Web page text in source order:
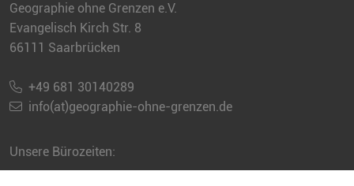
Geographie ohne Grenzen e.V.
Evangelisch Kirch Str. 8
66111 Saarbrücken
+49 681 30140289
info(at)geographie-ohne-grenzen.de
Unsere Bürozeiten: